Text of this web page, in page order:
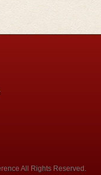
All Rights Reserved.